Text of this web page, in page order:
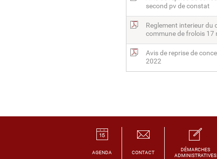
second pv de constat
Reglement interieur du
commune de frolois 17
Avis de reprise de
2022
AGENDA CONTACT
DÉMARCHES
ADMINISTRATIVES